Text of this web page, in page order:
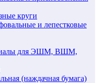
круги
и лепестковые
для ЭШМ, ВШМ,
(наждачная бумага)